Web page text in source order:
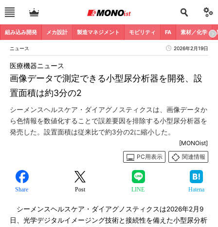
組み込み開発 メカ設計 製造マネジメント モビリティ FA 素材／化学
ニュース 2026年2月19日
画像データで測定できる小型尿分析器を開発、設
置面積は約3分の2
医療機器ニュース
シーメンスヘルスケア・ダイアグノスティクスは、画像データか
ら色情報を数値化することで誤差要因を排除する小型尿分析器を
発売した。設置面積は従来比で約3分の2に縮小した。
[MONOist]
PC用表示
関連情報
Share Post LINE Hatena
シーメンスヘルスケア・ダイアグノスティクスは2026年2月9
日、光学デジタルイメージング技術と接続性を備えた小型尿分析